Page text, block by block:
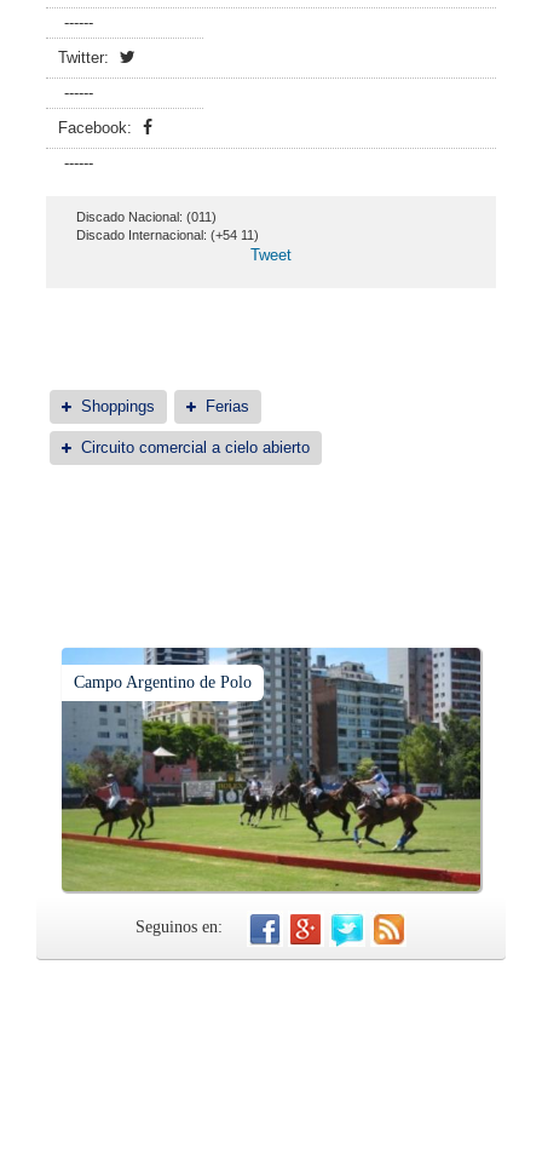
------
Twitter:
------
Facebook:
------
Discado Nacional: (011)
Discado Internacional: (+54 11)
Tweet
Shoppings Ferias
Circuito comercial a cielo abierto
Campo Argentino de Polo
Seguinos en: